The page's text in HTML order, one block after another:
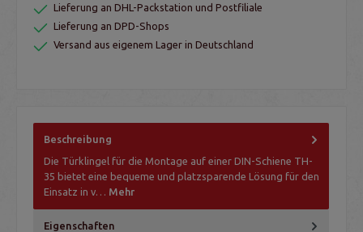
Lieferung an DHL-Packstation und Postfiliale
Lieferung an DPD-Shops
Versand aus eigenem Lager in Deutschland
Beschreibung
Die Türklingel für die Montage auf einer DIN-Schiene TH-
35 bietet eine bequeme und platzsparende Lösung für den
Einsatz in v… Mehr
Eigenschaften